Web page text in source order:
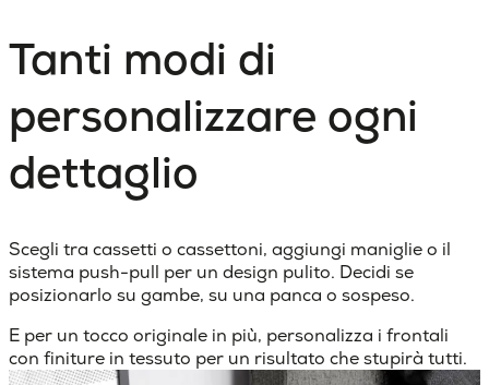
Tanti modi di
personalizzare ogni
dettaglio
Scegli tra cassetti o cassettoni, aggiungi maniglie o il
sistema push-pull per un design pulito. Decidi se
posizionarlo su gambe, su una panca o sospeso.
E per un tocco originale in più, personalizza i frontali
con finiture in tessuto per un risultato che stupirà tutti.